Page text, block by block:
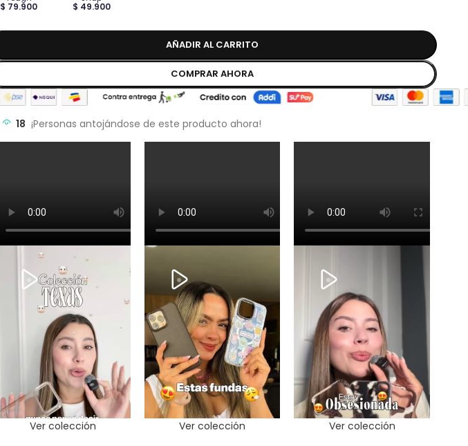
$ 79.900 $ 49.900
AÑADIR AL CARRITO
COMPRAR AHORA
18 ¡Personas antojándose de este producto ahora!
Ver colección Ver colección Ver colección